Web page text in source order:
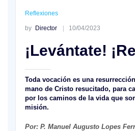
Reflexiones
by Director 10/04/2023
¡Levántate!
Toda vocación es una
mano de Cristo resucitado, para
por los caminos de la vida que
misión.
Por: P. Manuel Augusto Lopes